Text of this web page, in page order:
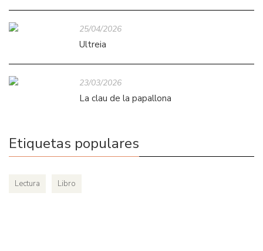
25/04/2026
Ultreia
23/03/2026
La clau de la papallona
Etiquetas populares
Lectura Libro